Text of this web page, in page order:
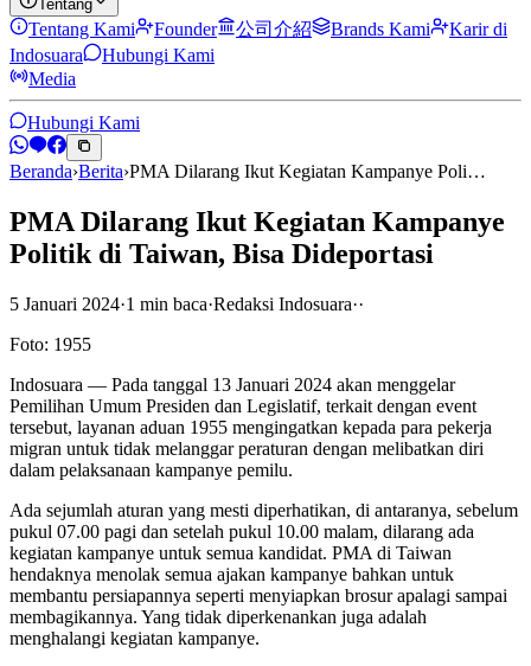
Tentang
Tentang Kami Founder 公司介紹 Brands Kami
Karir di
Indosuara
Hubungi Kami
Media
Hubungi Kami
Beranda›Berita›PMA Dilarang Ikut Kegiatan Kampanye Poli…
PMA Dilarang Ikut Kegiatan Kampanye
Politik di Taiwan, Bisa Dideportasi
5 Januari 2024·1 min baca·Redaksi Indosuara··
Foto: 1955
Indosuara — Pada tanggal 13 Januari 2024 akan menggelar
Pemilihan Umum Presiden dan Legislatif, terkait dengan event
tersebut, layanan aduan 1955 mengingatkan kepada para pekerja
migran untuk tidak melanggar peraturan dengan melibatkan diri
dalam pelaksanaan kampanye pemilu.
Ada sejumlah aturan yang mesti diperhatikan, di antaranya, sebelum
pukul 07.00 pagi dan setelah pukul 10.00 malam, dilarang ada
kegiatan kampanye untuk semua kandidat. PMA di Taiwan
hendaknya menolak semua ajakan kampanye bahkan untuk
membantu persiapannya seperti menyiapkan brosur apalagi sampai
membagikannya. Yang tidak diperkenankan juga adalah
menghalangi kegiatan kampanye.